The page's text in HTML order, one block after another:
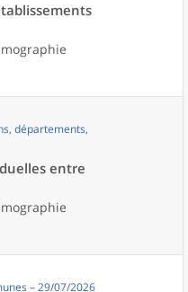
départements,
entre
– 29/07/2026